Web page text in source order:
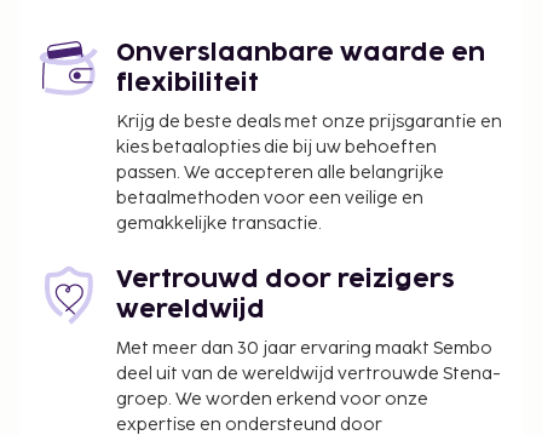
de receptie. Dit hotel heeft 3 verdiepingen in 1
gebouw en biedt aparte rookruimtes. Profiteer in
dit hotel van de roomservice (beperkte tijden).
Maak kennis met andere gasten tijdens een gratis
receptie, dagelijks aangeboden. Dagelijks kun je
tegen betaling genieten van een lekker
continentaal ontbijt, dat geserveerd wordt van
08.00 uur tot 10.00 uur.
Toeslag voor het continentaal ontbijt: ca. INR
300 voor volwassenen en ca. INR 100 voor
kinderen
Deze lijst is mogelijk niet volledig. Toeslagen en
Onverslaanbare waarde en
flexibiliteit
Krijg de beste deals met onze prijsgarantie en
kies betaalopties die bij uw behoeften
passen. We accepteren alle belangrijke
betaalmethoden voor een veilige en
gemakkelijke transactie.
Vertrouwd door reizigers
wereldwijd
Met meer dan 30 jaar ervaring maakt Sembo
deel uit van de wereldwijd vertrouwde Stena-
groep. We worden erkend voor onze
expertise en ondersteund door